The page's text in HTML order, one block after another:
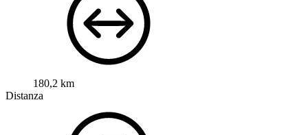
180,2 km
Distanza